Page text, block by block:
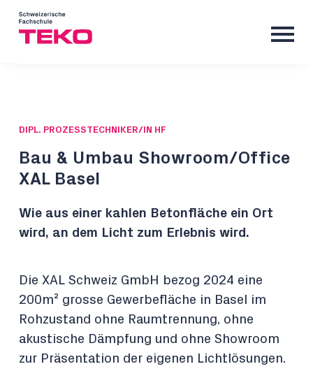
DIPL. PROZESSTECHNIKER/IN HF
Bau & Umbau Showroom/Office
XAL Basel
Wie aus einer kahlen Betonfläche ein Ort
wird, an dem Licht zum Erlebnis wird.
Die XAL Schweiz GmbH bezog 2024 eine
200m² grosse Gewerbefläche in Basel im
Rohzustand ohne Raumtrennung, ohne
akustische Dämpfung und ohne Showroom
zur Präsentation der eigenen Lichtlösungen.